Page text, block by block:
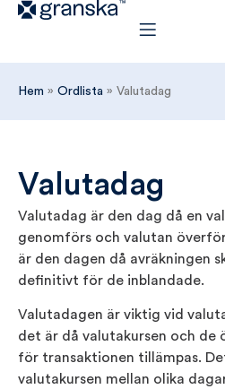
Hem » Ordlista » Valutadag
Valutadag
Valutadag är den dag då en
genomförs och valutan
är den dagen då avräkningen
definitivt för de inblandade.
Valutadagen är viktig vid
det är då valutakursen och de
för transaktionen tillämpas.
valutakursen mellan olika